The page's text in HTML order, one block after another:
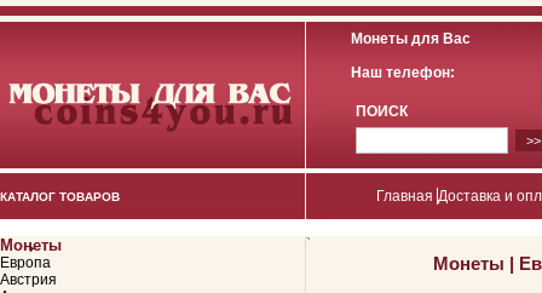
Монеты для Вас
Наш телефон:
ПОИСК
КАТАЛОГ ТОВАРОВ Главная Доставка и
Монеты
Европа
Австрия
`
Монеты |